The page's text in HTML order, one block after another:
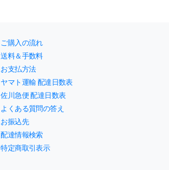
ご購入の流れ
送料＆手数料
お支払方法
ヤマト運輸 配達日数表
佐川急便 配達日数表
よくある質問の答え
お振込先
配達情報検索
特定商取引表示